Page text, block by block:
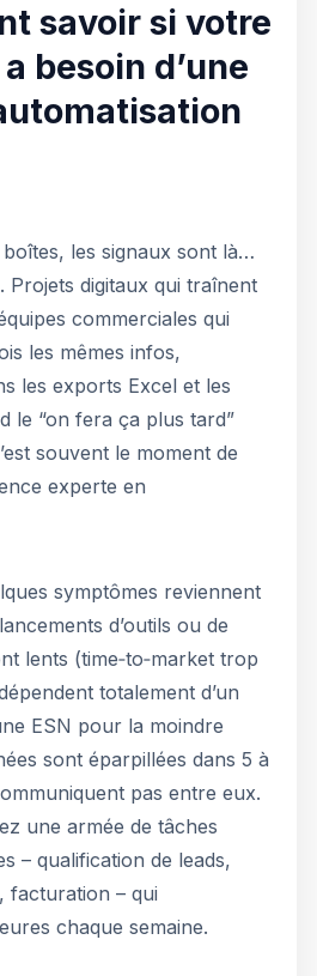
savoir si votre
besoin d’une
les signaux sont là…
Projets digitaux qui traînent
commerciales qui
les mêmes infos,
les exports Excel et les
le “on fera ça plus tard”
souvent le moment de
experte en
symptômes reviennent
d’outils ou de
lents (time‑to‑market trop
totalement d’un
ESN pour la moindre
sont éparpillées dans 5 à
pas entre eux.
une armée de tâches
– qualification de leads,
facturation – qui
chaque semaine.